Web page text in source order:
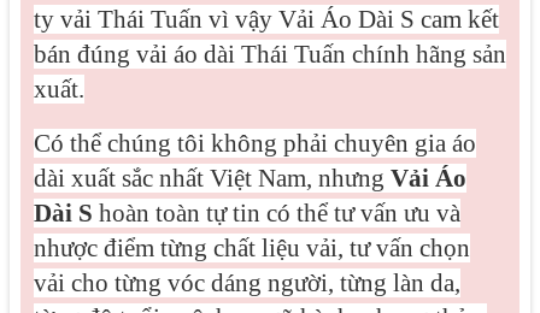
ty vải Thái Tuấn vì vậy Vải Áo Dài S cam kết
bán đúng vải áo dài Thái Tuấn chính hãng sản
xuất.
Có thể chúng tôi không phải chuyên gia áo
dài xuất sắc nhất Việt Nam, nhưng Vải Áo
Dài S hoàn toàn tự tin có thể tư vấn ưu và
nhược điểm từng chất liệu vải, tư vấn chọn
vải cho từng vóc dáng người, từng làn da,